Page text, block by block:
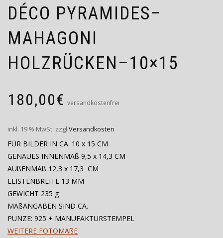
DÉCO PYRAMIDES–
MAHAGONI
HOLZRÜCKEN–10×15
180,00€ versandkostenfrei
inkl. 19 % MwSt. zzgl.Versandkosten
FÜR BILDER IN CA. 10 x 15 CM
GENAUES INNENMAß 9,5 x 14,3 CM
AUßENMAß 12,3 x 17,3 CM
LEISTENBREITE 13 MM
GEWICHT 235 g
MAßANGABEN SIND CA.
PUNZE: 925 + MANUFAKTURSTEMPEL
WEITERE FOTOMAßE